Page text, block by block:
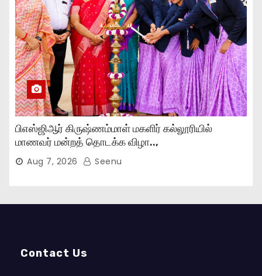
பிஎஸ்ஜிஆர் கிருஷ்ணம்மாள் மகளிர் கல்லூரியில்
மாணவர் மன்றத் தொடக்க விழா..,
Aug 7, 2026 Seenu
Contact Us